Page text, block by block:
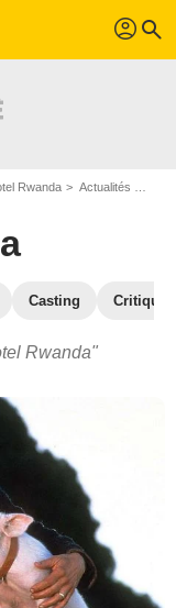
profil search
Rwanda Actualités Hotel Rwanda
Casting
Rwanda"